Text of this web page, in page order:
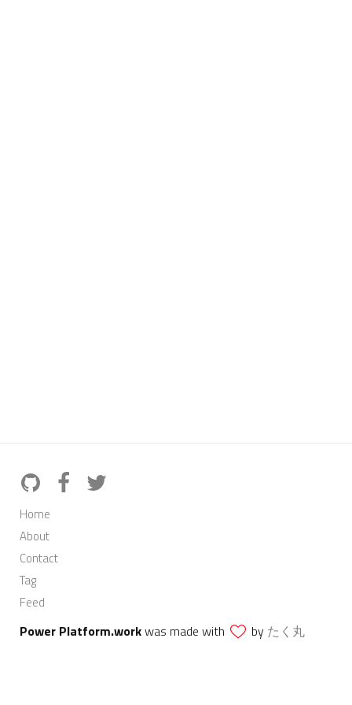
Home
About
Contact
Tag
Feed
Power Platform.workwas made with by たく丸